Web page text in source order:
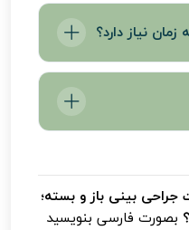
نیاز دارد؟
نسبت به عمل
خارجی ایجاد کند
نسبت به عمل باز
جراحی بینی باز و بسته؛
بصورت فارسی بنویسید